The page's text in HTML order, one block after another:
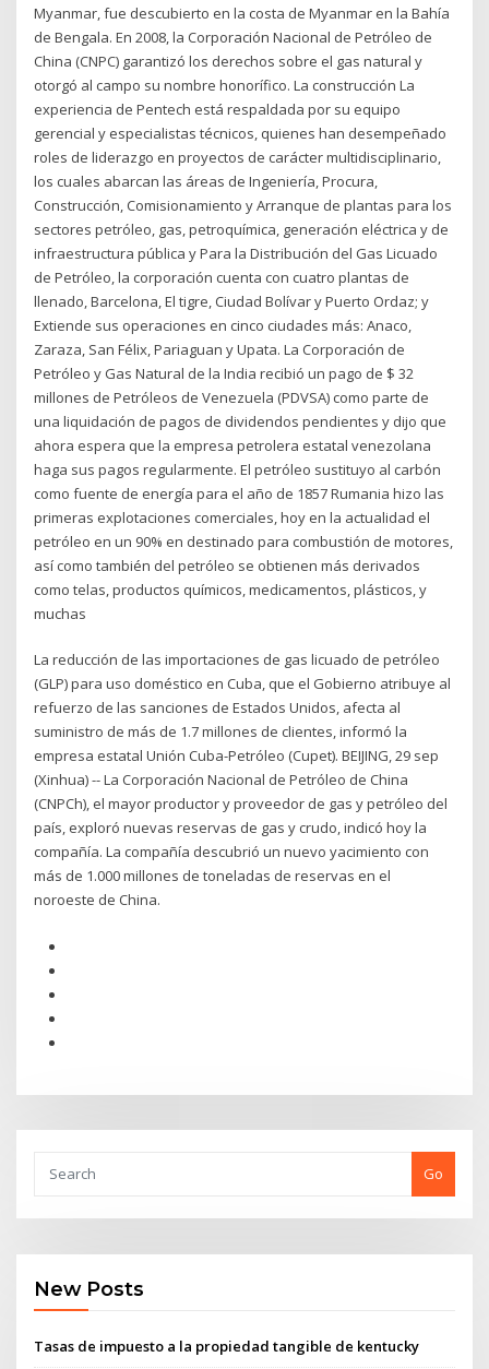
Myanmar, fue descubierto en la costa de Myanmar en la Bahía
de Bengala. En 2008, la Corporación Nacional de Petróleo de
China (CNPC) garantizó los derechos sobre el gas natural y
otorgó al campo su nombre honorífico. La construcción La
experiencia de Pentech está respaldada por su equipo
gerencial y especialistas técnicos, quienes han desempeñado
roles de liderazgo en proyectos de carácter multidisciplinario,
los cuales abarcan las áreas de Ingeniería, Procura,
Construcción, Comisionamiento y Arranque de plantas para los
sectores petróleo, gas, petroquímica, generación eléctrica y de
infraestructura pública y Para la Distribución del Gas Licuado
de Petróleo, la corporación cuenta con cuatro plantas de
llenado, Barcelona, El tigre, Ciudad Bolívar y Puerto Ordaz; y
Extiende sus operaciones en cinco ciudades más: Anaco,
Zaraza, San Félix, Pariaguan y Upata. La Corporación de
Petróleo y Gas Natural de la India recibió un pago de $ 32
millones de Petróleos de Venezuela (PDVSA) como parte de
una liquidación de pagos de dividendos pendientes y dijo que
ahora espera que la empresa petrolera estatal venezolana
haga sus pagos regularmente. El petróleo sustituyo al carbón
como fuente de energía para el año de 1857 Rumania hizo las
primeras explotaciones comerciales, hoy en la actualidad el
petróleo en un 90% en destinado para combustión de motores,
así como también del petróleo se obtienen más derivados
como telas, productos químicos, medicamentos, plásticos, y
muchas
La reducción de las importaciones de gas licuado de petróleo
(GLP) para uso doméstico en Cuba, que el Gobierno atribuye al
refuerzo de las sanciones de Estados Unidos, afecta al
suministro de más de 1.7 millones de clientes, informó la
empresa estatal Unión Cuba-Petróleo (Cupet). BEIJING, 29 sep
(Xinhua) -- La Corporación Nacional de Petróleo de China
(CNPCh), el mayor productor y proveedor de gas y petróleo del
país, exploró nuevas reservas de gas y crudo, indicó hoy la
compañía. La compañía descubrió un nuevo yacimiento con
más de 1.000 millones de toneladas de reservas en el
noroeste de China.
Go
New Posts
Tasas de impuesto a la propiedad tangible de kentucky